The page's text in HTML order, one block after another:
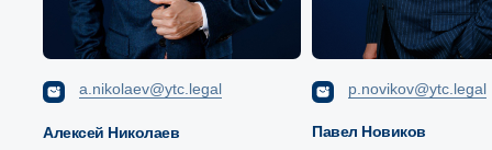
Алексей Николаев Павел Новиков
p.novikov@ytc.legal
a.nikolaev@ytc.legal